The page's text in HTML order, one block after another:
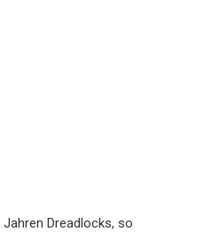
Dreadlocks, so